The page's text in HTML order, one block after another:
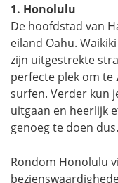
1. Honolulu
De hoofdstad van
eiland Oahu.
zijn uitgestrekte
perfecte plek om te
surfen. Verder kun
uitgaan en heerlijk
genoeg te doen dus.
Rondom Honolulu